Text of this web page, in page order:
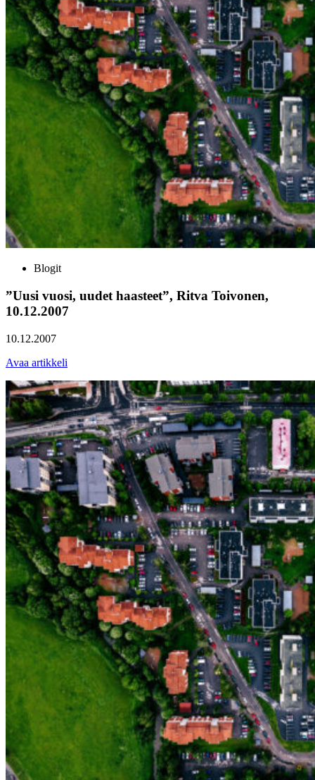
Blogit
”Uusi vuosi, uudet haasteet”, Ritva Toivonen,
10.12.2007
10.12.2007
Avaa artikkeli